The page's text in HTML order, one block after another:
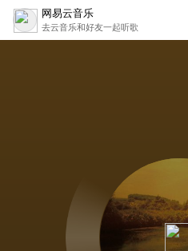
网易云音乐
去云音乐和好友一起听歌